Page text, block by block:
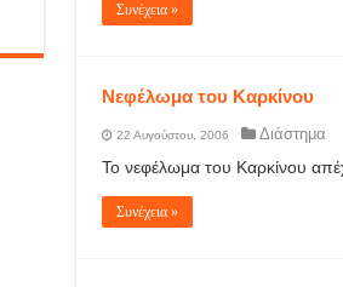
Συνέχεια »
Νεφέλωμα του Καρκίνου
22 Αυγούστου, 2006 Διάστημα
Το νεφέλωμα του Καρκίνου
Συνέχεια »